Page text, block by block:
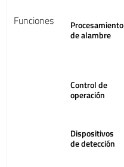
Funciones Procesamiento
de alambre
Control de
operación
Dispositivos
de detección